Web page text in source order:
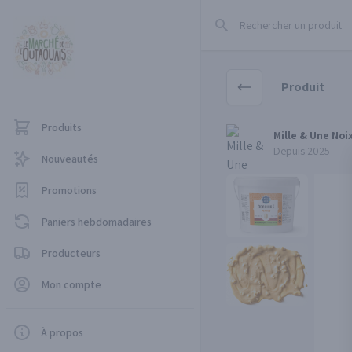
Produits
Nouveautés
Promotions
Paniers hebdomadaires
Producteurs
Mon compte
À propos
Produit
Mille & Une Noix
Mille & Une
Depuis 2025